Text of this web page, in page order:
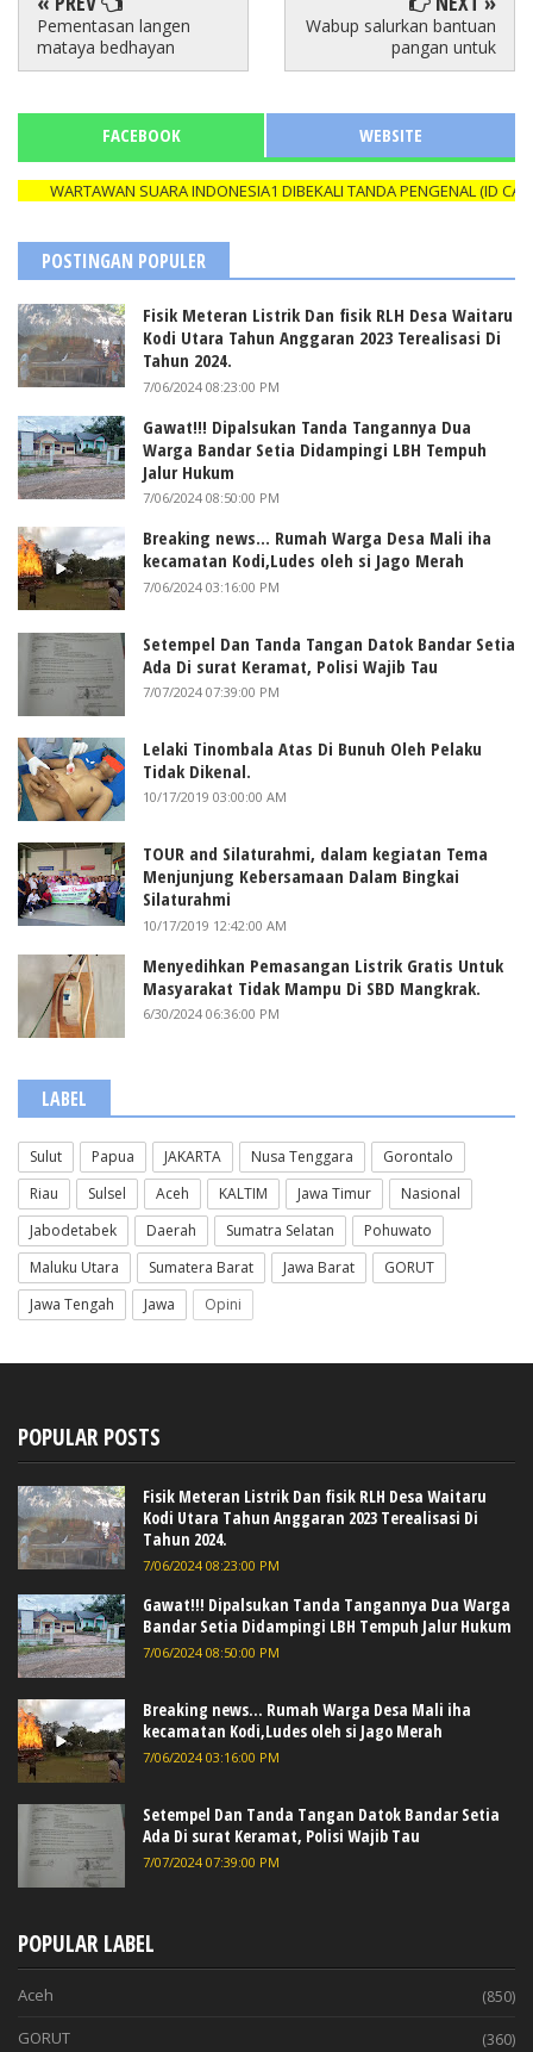
Pementasan langen
mataya bedhayan
Wabup salurkan bantuan
pangan untuk
FACEBOOK WEBSITE
WARTAWAN SUARA INDONESIA1 DIBEKALI TANDA PENGENAL (ID
POSTINGAN POPULER
Fisik Meteran Listrik Dan fisik RLH Desa Waitaru
Kodi Utara Tahun Anggaran 2023 Terealisasi Di
Tahun 2024.
7/06/2024 08:23:00 PM
Gawat!!! Dipalsukan Tanda Tangannya Dua
Warga Bandar Setia Didampingi LBH Tempuh
Jalur Hukum
7/06/2024 08:50:00 PM
Breaking news... Rumah Warga Desa Mali iha
kecamatan Kodi,Ludes oleh si Jago Merah
7/06/2024 03:16:00 PM
Setempel Dan Tanda Tangan Datok Bandar Setia
Ada Di surat Keramat, Polisi Wajib Tau
7/07/2024 07:39:00 PM
Lelaki Tinombala Atas Di Bunuh Oleh Pelaku
Tidak Dikenal.
10/17/2019 03:00:00 AM
TOUR and Silaturahmi, dalam kegiatan Tema
Menjunjung Kebersamaan Dalam Bingkai
Silaturahmi
10/17/2019 12:42:00 AM
Menyedihkan Pemasangan Listrik Gratis Untuk
Masyarakat Tidak Mampu Di SBD Mangkrak.
6/30/2024 06:36:00 PM
LABEL
Sulut Papua JAKARTA Nusa Tenggara
Gorontalo
Riau
Sulsel Aceh KALTIM Jawa Timur
Nasional
Jabodetabek
Daerah Sumatra Selatan
Pohuwato
Maluku Utara
Sumatera Barat Jawa Barat
GORUT
Jawa Tengah
Jawa Opini
POPULAR POSTS
Fisik Meteran Listrik Dan fisik RLH Desa Waitaru
Kodi Utara Tahun Anggaran 2023 Terealisasi Di
Tahun 2024.
7/06/2024 08:23:00 PM
Gawat!!! Dipalsukan Tanda Tangannya Dua Warga
Bandar Setia Didampingi LBH Tempuh Jalur Hukum
7/06/2024 08:50:00 PM
Breaking news... Rumah Warga Desa Mali iha
kecamatan Kodi,Ludes oleh si Jago Merah
7/06/2024 03:16:00 PM
Setempel Dan Tanda Tangan Datok Bandar Setia
Ada Di surat Keramat, Polisi Wajib Tau
7/07/2024 07:39:00 PM
POPULAR LABEL
Aceh (850)
GORUT (360)